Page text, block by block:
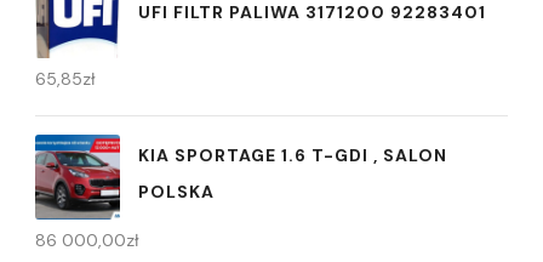
UFI FILTR PALIWA 3171200 92283401
65,85zł
KIA SPORTAGE 1.6 T-GDI , SALON
POLSKA
86 000,00zł